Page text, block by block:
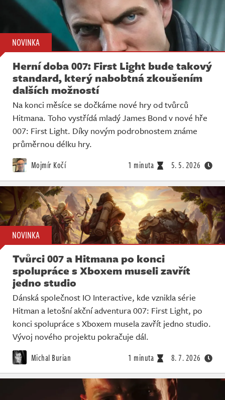
NOVINKA
Herní doba 007: First Light bude takový
standard, který nabobtná zkoušením
dalších možností
Na konci měsíce se dočkáme nové hry od tvůrců
Hitmana. Toho vystřídá mladý James Bond v nové hře
007: First Light. Díky novým podrobnostem známe
průměrnou délku hry.
Mojmír Kočí 1 minuta 5. 5. 2026
NOVINKA
Tvůrci 007 a Hitmana po konci
spolupráce s Xboxem museli zavřít
jedno studio
Dánská společnost IO Interactive, kde vznikla série
Hitman a letošní akční adventura 007: First Light, po
konci spolupráce s Xboxem musela zavřít jedno studio.
Vývoj nového projektu pokračuje dál.
Michal Burian 1 minuta 8. 7. 2026